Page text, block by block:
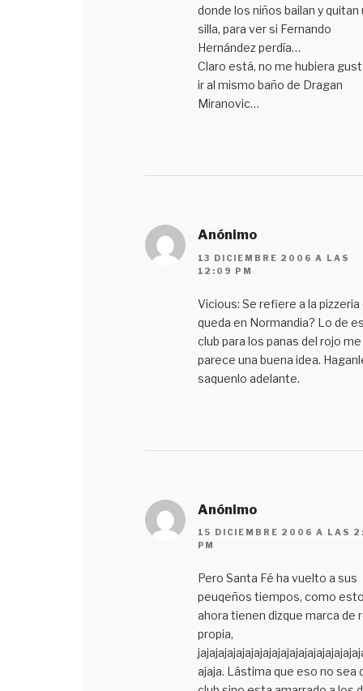
donde los niños bailan y quitan
silla, para ver si Fernando
Hernández perdía…
Claro está, no me hubiera
ir al mismo baño de Dragan
Miranovic…
Anónimo
13 DICIEMBRE 2006 A LAS
12:09 PM
Vicious: Se refiere a la pizzeria
queda en Normandia? Lo de
club para los panas del rojo me
parece una buena idea.
saquenlo adelante.
Anónimo
15 DICIEMBRE 2006 A LAS
PM
Pero Santa Fé ha vuelto a sus
peuqeños tiempos, como
ahora tienen dizque marca de
propia,
ajaja. Lástima que eso no sea